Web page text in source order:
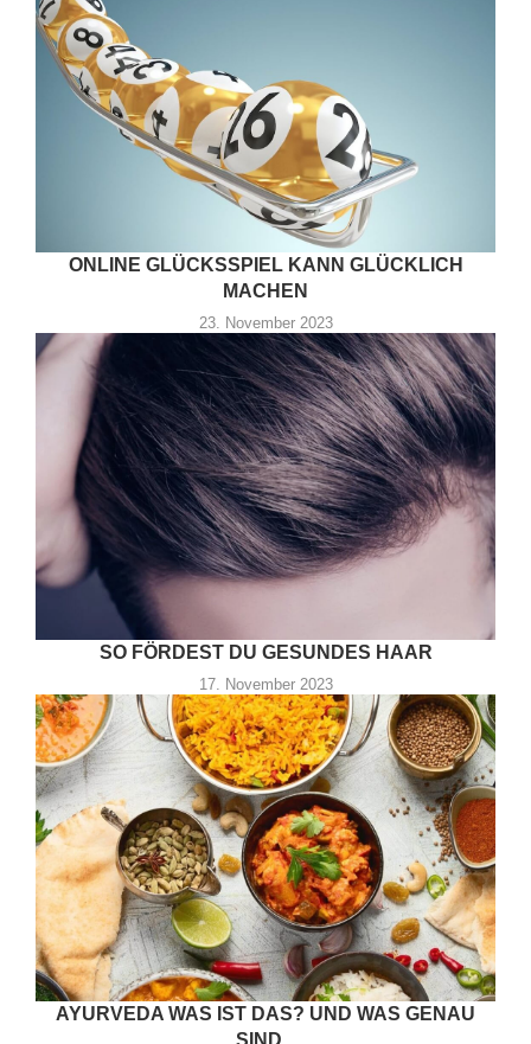
ONLINE GLÜCKSSPIEL KANN GLÜCKLICH
MACHEN
23. November 2023
SO FÖRDEST DU GESUNDES HAAR
17. November 2023
AYURVEDA WAS IST DAS? UND WAS GENAU
SIND...